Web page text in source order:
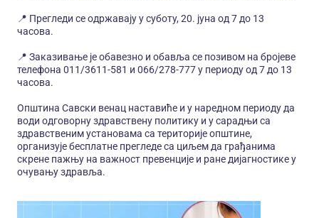
📍 Прегледи се одржавају у суботу, 20. jуна од 7 до 13
часова.
📍 Заказивање је обавезно и обавља се позивом на бројеве
телефона 011/3611-581 и 066/278-777 у периоду од 7 до 13
часова.
Општина Савски венац наставиће и у наредном периоду да
води одговорну здравствену политику и у сарадњи са
здравственим установама са територије општине,
организује бесплатне прегледе са циљем да грађанима
скрене пажњу на важност превенције и ране дијагностике у
очувању здравља.